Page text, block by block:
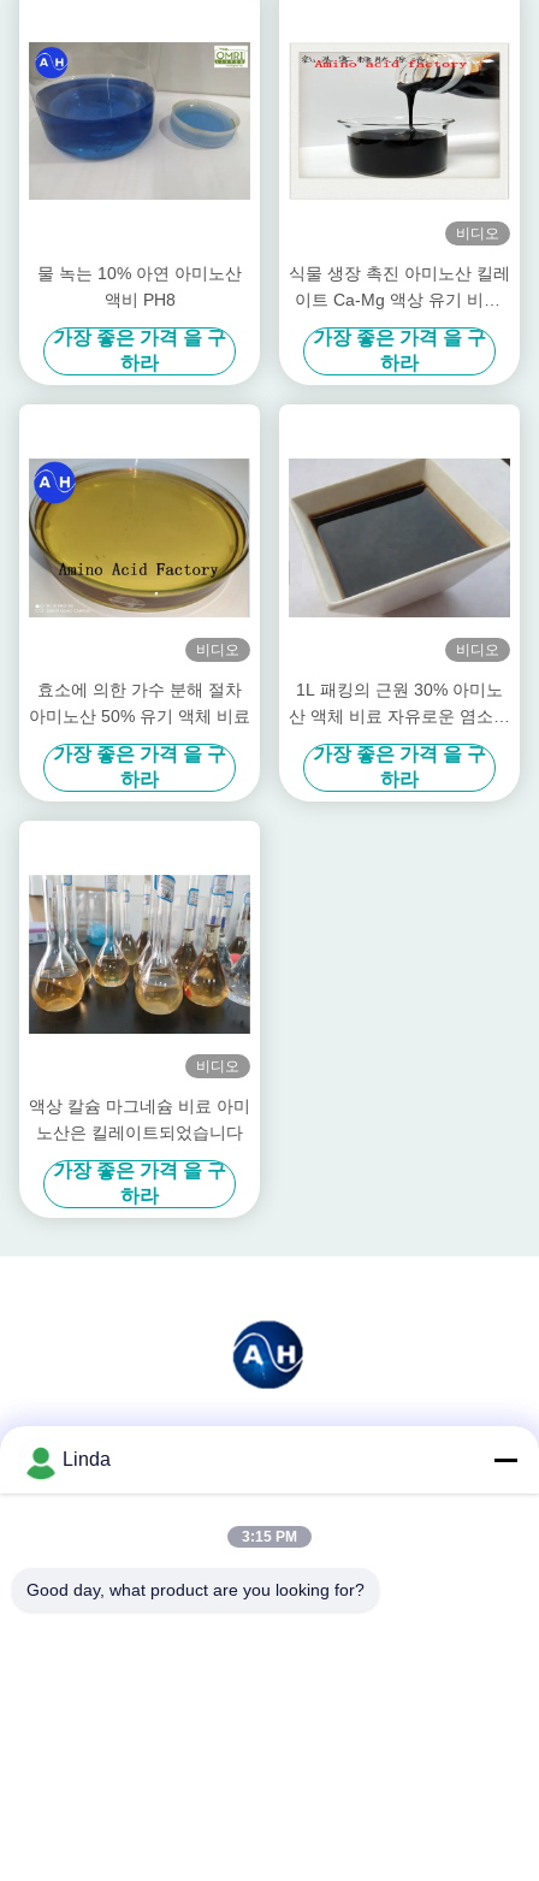
물 녹는 10% 아연 아미노산
액비 PH8
가장 좋은 가격 을 구
하라
비디오
식물 생장 촉진 아미노산 킬레
이트 Ca-Mg 액상 유기 비료,
과수 특화
가장 좋은 가격 을 구
하라
비디오
효소에 의한 가수 분해 절차
아미노산 50% 유기 액체 비료
가장 좋은 가격 을 구
하라
비디오
1L 패킹의 근원 30% 아미노
산 액체 비료 자유로운 염소를
설치하십시오
가장 좋은 가격 을 구
하라
비디오
액상 칼슘 마그네슘 비료 아미
노산은 킬레이트되었습니다
가장 좋은 가격 을 구
하라
전화
Linda
3:15 PM
Good day, what product are you looking for?